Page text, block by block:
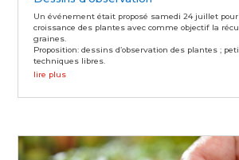
Un événement était proposé samedi 24 juillet pour
croissance des plantes avec comme objectif la
graines.
Proposition: dessins d’observation des plantes ;
techniques libres.
lire plus